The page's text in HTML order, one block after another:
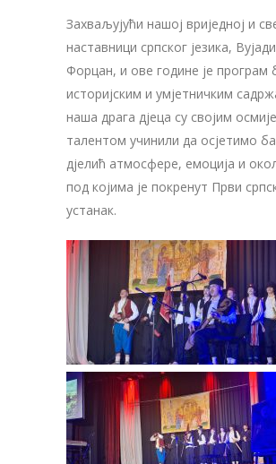
Захваљујући нашој вриједној и
наставници српског језика,
Форцан, и ове године је програм
историјским и умјетничким
наша драга д‌јеца су својим
талентом учинили да осјетимо
д‌јелић атмосфере, емоција и
под којима је покренут Први
устанак.